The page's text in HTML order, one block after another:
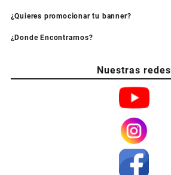
¿Quieres promocionar tu banner?
¿Donde Encontrarnos?
Nuestras redes